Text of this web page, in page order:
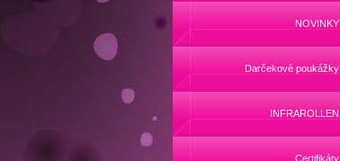
NOVINKY
Darčekové poukážky
INFRAROLLEN
Certifikáty